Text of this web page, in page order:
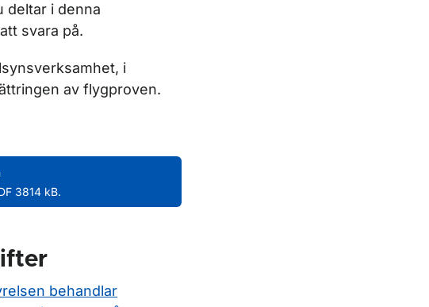
deltar i denna
svara på.
i
av flygproven.
3814 kB.
behandlar